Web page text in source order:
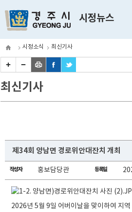
시정뉴스
시정소식 최신기사
최신기사
제34회 양남면 경로위안대잔치 개최
작성자 홍보담당관 등록일
2026년 5월 9일 어버이날을 맞이하여 지